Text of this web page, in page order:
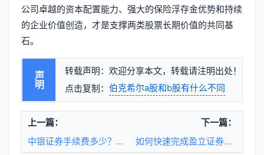
公司卓越的资本配置能力、强大的保险浮存金优势和持续
的企业价值创造，才是支撑两类股票长期价值的共同基
石。
声明
转载声明：欢迎分享本文，转载请注明出处！
点击复制： 伯克希尔a股和b股有什么不同
上一篇：
中银证券手续费多少？股票期货交易成本如何计算
下一篇：
如何快速完成盈立证券开户并开启股票期货投资？